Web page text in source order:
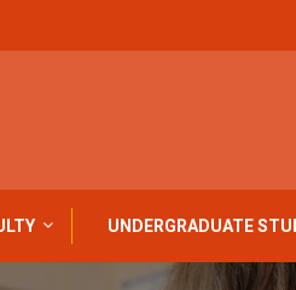
UNDERGRADUATE